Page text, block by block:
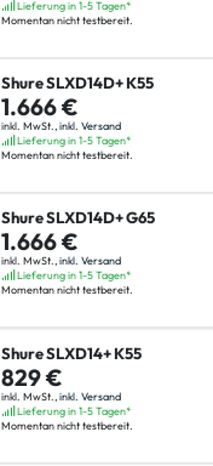
Lieferung in 1-5 Tagen*
Momentan nicht testbereit.
Shure SLXD14D+ K55
1.666 €
inkl. MwSt., inkl. Versand
Lieferung in 1-5 Tagen*
Momentan nicht testbereit.
Shure SLXD14D+ G65
1.666 €
inkl. MwSt.,inkl. Versand
Lieferung in 1-5 Tagen*
Momentan nicht testbereit.
Shure SLXD14+ K55
829 €
inkl. MwSt., inkl. Versand
Lieferung in 1-5 Tagen*
Momentan nicht testbereit.